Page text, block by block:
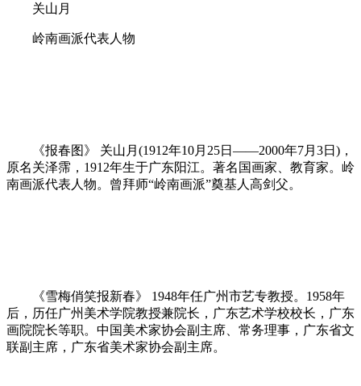
关山月
岭南画派代表人物
《报春图》 关山月(1912年10月25日——2000年7月3日)，
原名关泽霈，1912年生于广东阳江。著名国画家、教育家。岭
南画派代表人物。曾拜师“岭南画派”奠基人高剑父。
《雪梅俏笑报新春》 1948年任广州市艺专教授。1958年
后，历任广州美术学院教授兼院长，广东艺术学校校长，广东
画院院长等职。中国美术家协会副主席、常务理事，广东省文
联副主席，广东省美术家协会副主席。